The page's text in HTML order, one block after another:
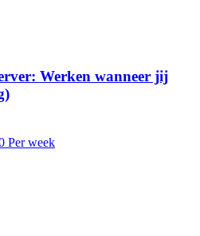
Werken wanneer jij
Per week